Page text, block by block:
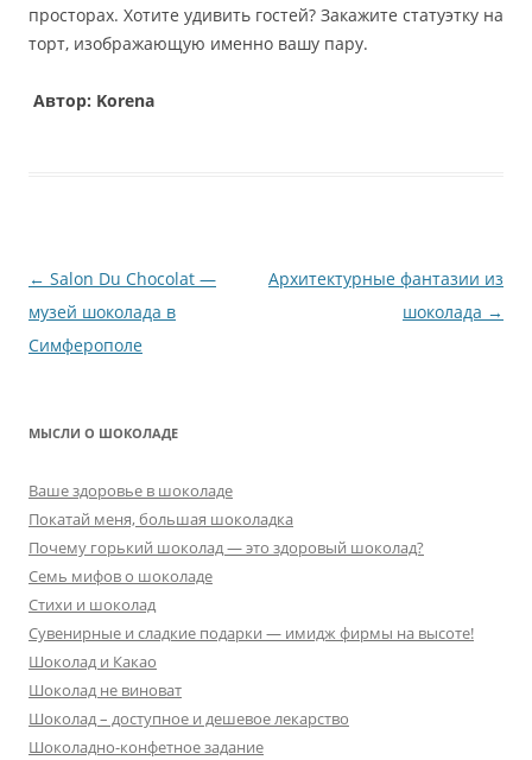
просторах. Хотите удивить гостей? Закажите статуэтку на
торт, изображающую именно вашу пару.
Автор: Korena
Навигация
по
записям
← Salon Du Chocolat —
музей шоколада в
Симферополе
Архитектурные фантазии из
шоколада →
МЫСЛИ О ШОКОЛАДЕ
Ваше здоровье в шоколаде
Покатай меня, большая шоколадка
Почему горький шоколад — это здоровый шоколад?
Семь мифов о шоколаде
Стихи и шоколад
Сувенирные и сладкие подарки — имидж фирмы на высоте!
Шоколад и Какао
Шоколад не виноват
Шоколад – доступное и дешевое лекарство
Шоколадно-конфетное задание